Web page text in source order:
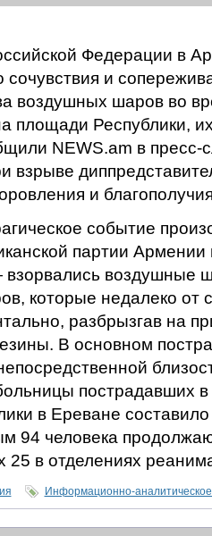
Федерации в
сочувствия и
воздушных шаров во
площади Республики,
NEWS.am в пресс-
взрыве
и
событие
партии
воздушные
которые недалеко от
разбрызгав на
В основном
пострадавших в
в Ереване
94 человека
25 в отделениях
Информационно-аналитическое